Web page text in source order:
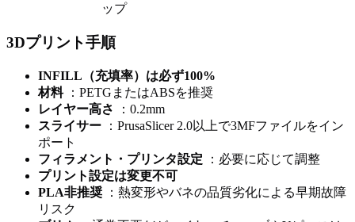
ップ
3Dプリント手順
INFILL（充填率）は必ず100%
材料：PETGまたはABSを推奨
レイヤー高さ
：0.2mm
スライサー ：PrusaSlicer 2.0以上で3MFファイルをイン
ポート
フィラメント・プリンタ設定 ：必要に応じて調整
プリント設定は変更不可
PLA非推奨 ：熱変形やバネの品質劣化による早期故障
リスク